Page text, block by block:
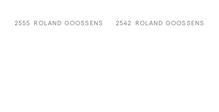
2555 ROLAND GOOSSENS 2542 ROLAND GOOSSENS